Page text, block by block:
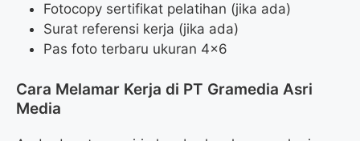
Fotocopy sertifikat pelatihan (jika ada)
Surat referensi kerja (jika ada)
Pas foto terbaru ukuran 4×6
Cara Melamar Kerja di PT Gramedia Asri
Media